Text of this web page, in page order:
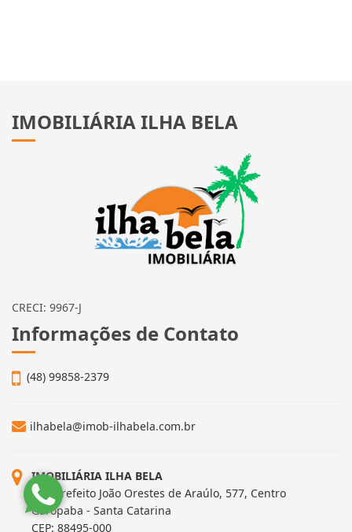
IMOBILIÁRIA ILHA BELA
CRECI: 9967-J
Informações de Contato
(48) 99858-2379
ilhabela@imob-ilhabela.com.br
IMOBILIÁRIA ILHA BELA
Rua Prefeito João Orestes de Araúlo, 577, Centro
Garopaba - Santa Catarina
CEP: 88495-000